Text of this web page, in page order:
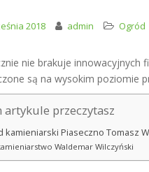
2018 admin Ogród
nie brakuje innowacyjnych
są na wysokim poziomie
artykule przeczytasz
kamieniarski Piaseczno Tomasz
Waldemar Wilczyński